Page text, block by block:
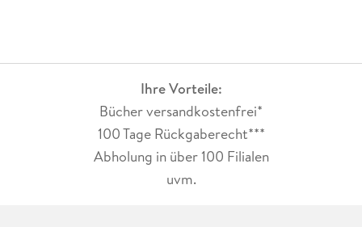
Ihre Vorteile:
Bücher versandkostenfrei*
100 Tage Rückgaberecht***
Abholung in über 100 Filialen
uvm.